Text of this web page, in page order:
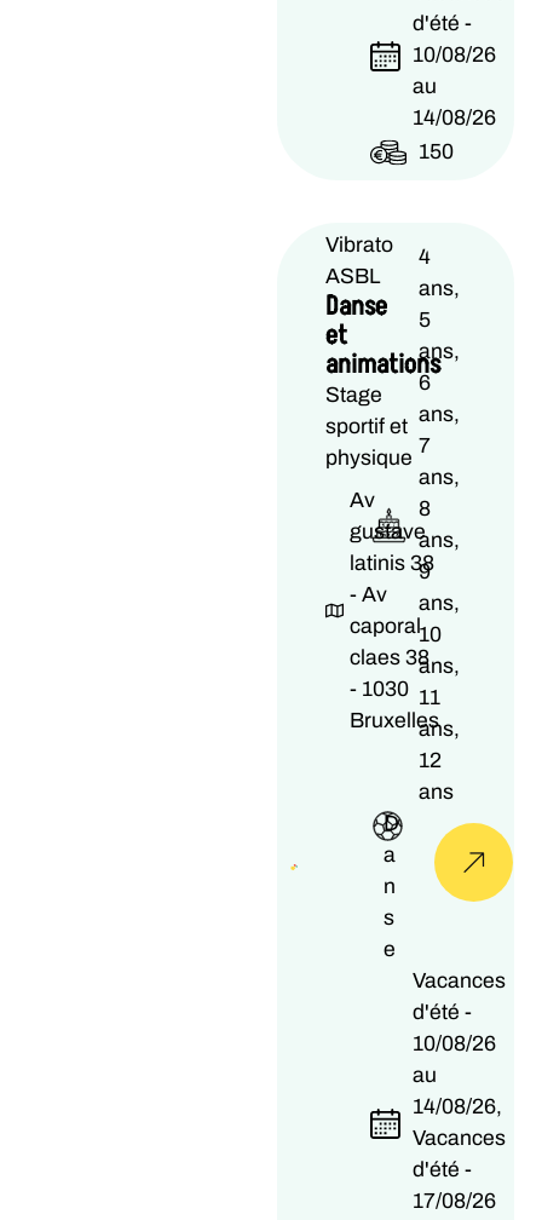
d'été -
10/08/26
au
14/08/26
150
Vibrato
ASBL
Danse
et
animations
Stage
sportif et
physique
Av
gustave
latinis 38
- Av
caporal
claes 38
- 1030
Bruxelles
4
ans,
5
ans,
6
ans,
7
ans,
8
ans,
9
ans,
10
ans,
11
ans,
12
ans
D
a
n
s
e
Vacances
d'été -
10/08/26
au
14/08/26,
Vacances
d'été -
17/08/26